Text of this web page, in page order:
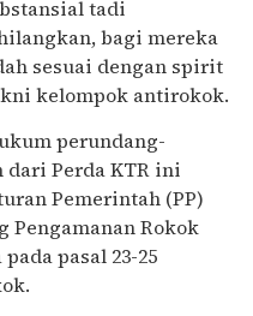
tadi
bagi mereka
sesuai dengan spirit
kelompok antirokok.
perundang-
dari Perda KTR ini
Pemerintah (PP)
Pengamanan Rokok
pasal 23-25